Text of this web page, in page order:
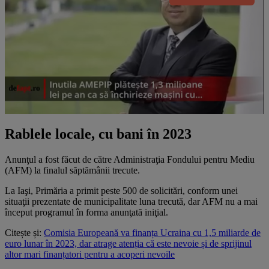
Rablele locale, cu bani în 2023
Anunţul a fost făcut de către Administraţia Fondului pentru Mediu
(AFM) la finalul săptămânii trecute.
La Iaşi, Primăria a primit peste 500 de solicitări, conform unei
situaţii prezentate de municipalitate luna trecută, dar AFM nu a mai
început programul în forma anunţată iniţial.
Citește și: Comisia Europeană va finanța Ucraina cu 1,5 miliarde de
euro lunar în 2023, dar atrage atenția că este nevoie și de sprijinul
altor mari finanțatori pentru a acoperi nevoile